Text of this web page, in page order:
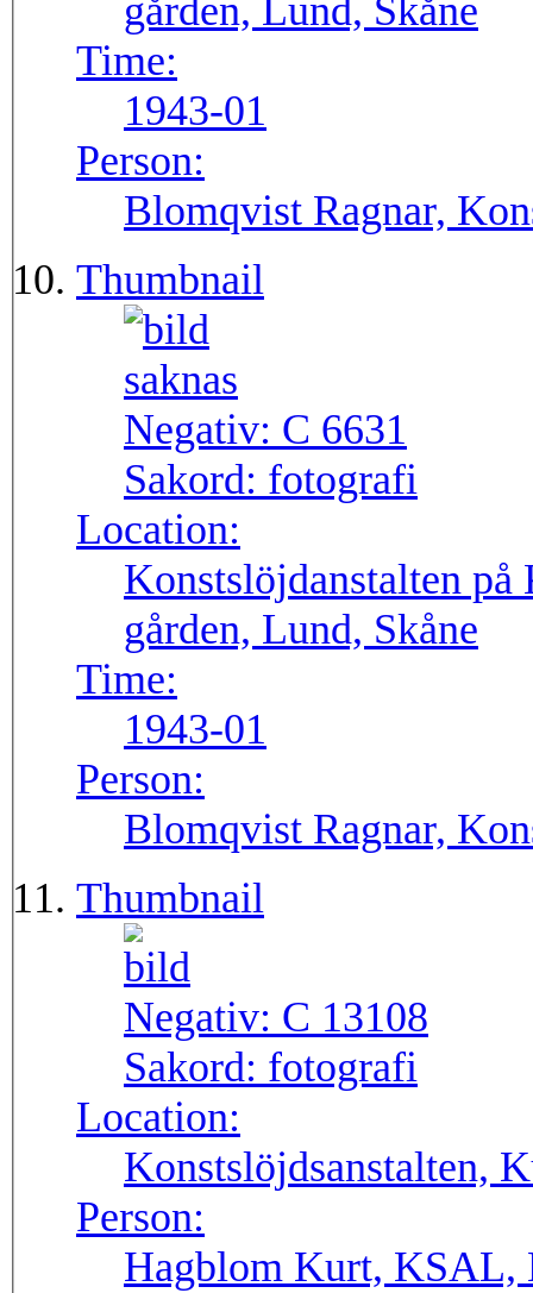
gården, Lund, Skåne
Time:
1943-01
Person:
Blomqvist Ragnar,
Thumbnail
Negativ: C 6631
Sakord: fotografi
Location:
Konstslöjdanstalten
gården, Lund, Skåne
Time:
1943-01
Person:
Blomqvist Ragnar,
Thumbnail
Negativ: C 13108
Sakord: fotografi
Location:
Konstslöjdsanstalten,
Person:
Hagblom Kurt, KSAL,